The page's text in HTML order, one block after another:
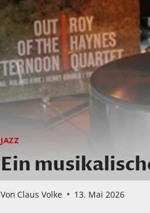
JAZZ
Ein
Von Claus Volke 13. Mai 2026